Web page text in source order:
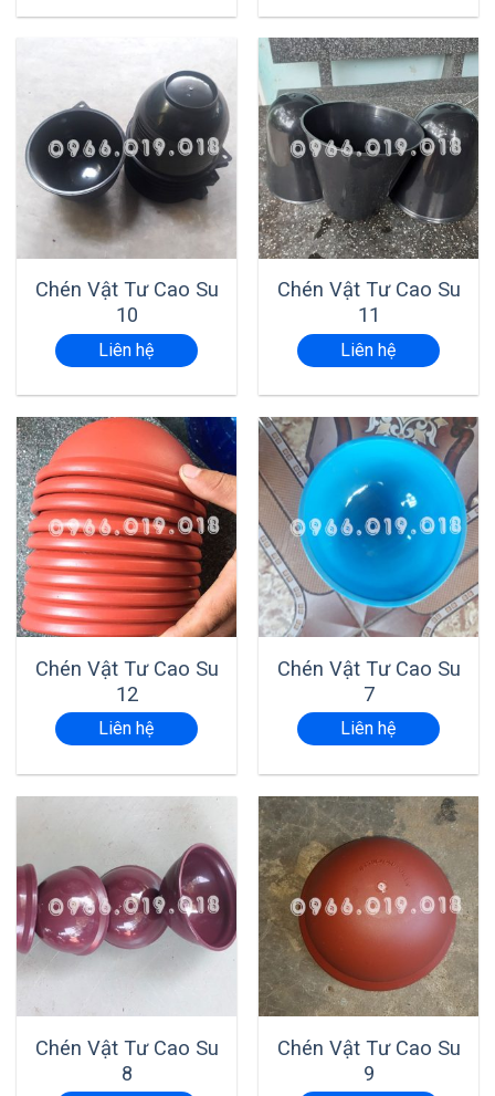
Chén Vật Tư Cao Su
10
Liên hệ
Chén Vật Tư Cao Su
11
Liên hệ
Chén Vật Tư Cao Su
12
Liên hệ
Chén Vật Tư Cao Su
7
Liên hệ
Chén Vật Tư Cao Su
8
Chén Vật Tư Cao Su
9